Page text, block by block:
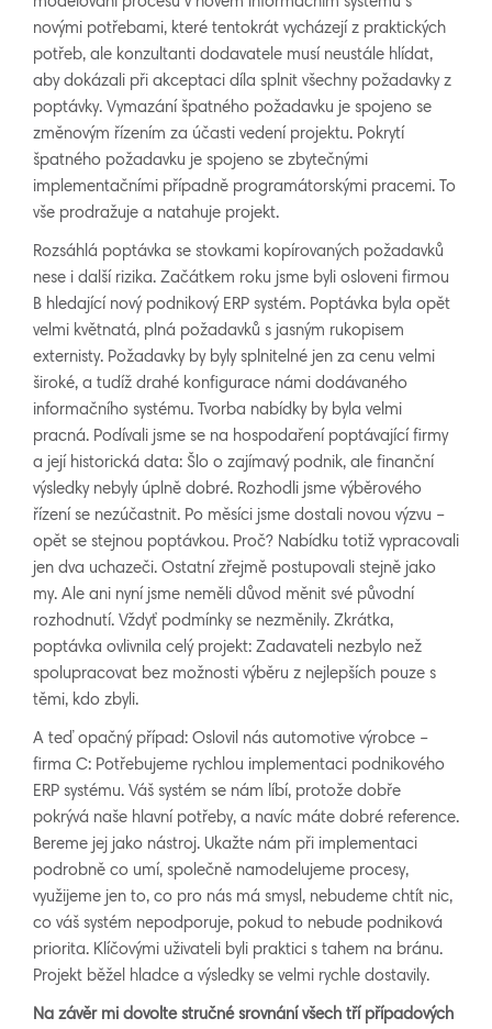
novými potřebami, které tentokrát vycházejí z praktických
potřeb, ale konzultanti dodavatele musí neustále hlídat,
aby dokázali při akceptaci díla splnit všechny požadavky z
poptávky. Vymazání špatného požadavku je spojeno se
změnovým řízením za účasti vedení projektu. Pokrytí
špatného požadavku je spojeno se zbytečnými
implementačními případně programátorskými pracemi. To
vše prodražuje a natahuje projekt.
Rozsáhlá poptávka se stovkami kopírovaných požadavků
nese i další rizika. Začátkem roku jsme byli osloveni firmou
B hledající nový podnikový ERP systém. Poptávka byla opět
velmi květnatá, plná požadavků s jasným rukopisem
externisty. Požadavky by byly splnitelné jen za cenu velmi
široké, a tudíž drahé konfigurace námi dodávaného
informačního systému. Tvorba nabídky by byla velmi
pracná. Podívali jsme se na hospodaření poptávající firmy
a její historická data: Šlo o zajímavý podnik, ale finanční
výsledky nebyly úplně dobré. Rozhodli jsme výběrového
řízení se nezúčastnit. Po měsíci jsme dostali novou výzvu –
opět se stejnou poptávkou. Proč? Nabídku totiž vypracovali
jen dva uchazeči. Ostatní zřejmě postupovali stejně jako
my. Ale ani nyní jsme neměli důvod měnit své původní
rozhodnutí. Vždyť podmínky se nezměnily. Zkrátka,
poptávka ovlivnila celý projekt: Zadavateli nezbylo než
spolupracovat bez možnosti výběru z nejlepších pouze s
těmi, kdo zbyli.
A teď opačný případ: Oslovil nás automotive výrobce –
firma C: Potřebujeme rychlou implementaci podnikového
ERP systému. Váš systém se nám líbí, protože dobře
pokrývá naše hlavní potřeby, a navíc máte dobré reference.
Bereme jej jako nástroj. Ukažte nám při implementaci
podrobně co umí, společně namodelujeme procesy,
využijeme jen to, co pro nás má smysl, nebudeme chtít nic,
co váš systém nepodporuje, pokud to nebude podniková
priorita. Klíčovými uživateli byli praktici s tahem na bránu.
Projekt běžel hladce a výsledky se velmi rychle dostavily.
Na závěr mi dovolte stručné srovnání všech tří případových